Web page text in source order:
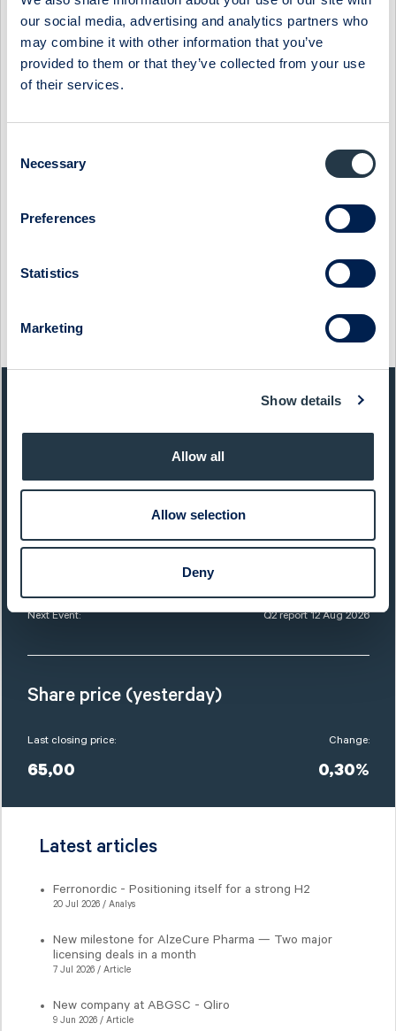
our social media, advertising and analytics partners who
may combine it with other information that you’ve
provided to them or that they’ve collected from your use
of their services.
Selection
Necessary
Preferences
Statistics
Marketing
Show details
Allow all
Allow selection
Deny
CET.
Kontakt
För investerare, analytiker och media:
ir@ferronordic.com
Show as PDF
This information was distributed by Cision
http://www.cisionwire.se/
Website: www.ferronordic.com
Market Cap: 945,0 SEKm
Next Event: Q2 report 12 Aug 2026
Share price (yesterday)
Last closing price:
65,00
Change:
0,30%
Latest articles
Ferronordic - Positioning itself for a strong H2
20 Jul 2026 / Analys
New milestone for AlzeCure Pharma — Two major
licensing deals in a month
7 Jul 2026 / Article
New company at ABGSC - Qliro
9 Jun 2026 / Article